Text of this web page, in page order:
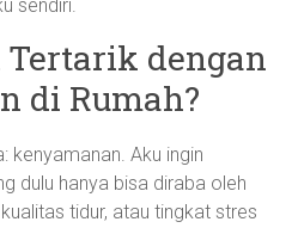
sendiri.
dengan
di Rumah?
kenyamanan. Aku ingin
dulu hanya bisa diraba oleh
tidur, atau tingkat stres